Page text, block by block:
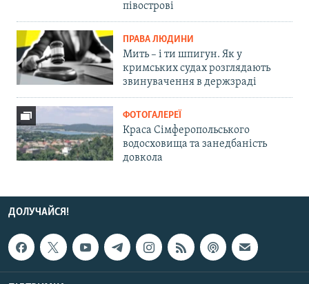
півострові
ПРАВА ЛЮДИНИ
Мить – і ти шпигун. Як у
кримських судах розглядають
звинувачення в держзраді
ФОТОГАЛЕРЕЇ
Краса Сімферопольського
водосховища та занедбаність
довкола
ДОЛУЧАЙСЯ!